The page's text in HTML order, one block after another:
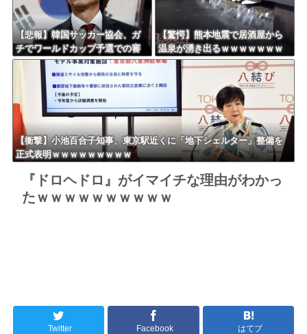
【悲報】韓国サッカー協会、ガ
チでワールドカップ予選での審
判への性接待がバレ大炎上大騒
ぎにｗｗｗｗｗｗｗｗ
【驚愕】熊本地震で居酒屋から
温泉が湧き出るｗｗｗｗｗｗｗ
ｗｗｗｗｗ
【衝撃】小池百合子知事、東京駅近くに「地下シェルター」整備を
正式表明ｗｗｗｗｗｗｗｗｗ
『ドロヘドロ』がイマイチな理由がわかっ
たｗｗｗｗｗｗｗｗｗｗ
Twitter Facebook はてブ